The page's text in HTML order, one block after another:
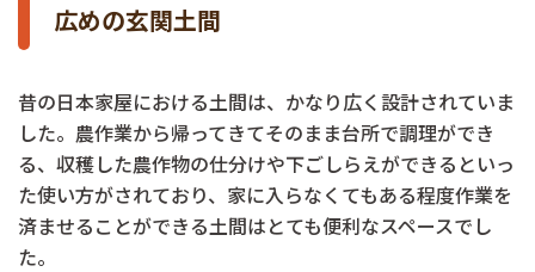
広めの玄関土間
昔の日本家屋における土間は、かなり広く設計されていま
した。農作業から帰ってきてそのまま台所で調理ができ
る、収穫した農作物の仕分けや下ごしらえができるといっ
た使い方がされており、家に入らなくてもある程度作業を
済ませることができる土間はとても便利なスペースでし
た。